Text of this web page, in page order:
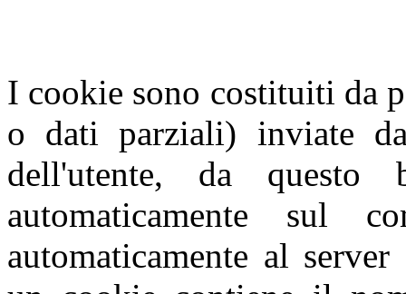
I cookie sono costituiti da
o dati parziali) inviate
dell'utente, da questo
automaticamente sul
automaticamente al